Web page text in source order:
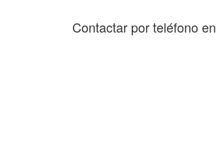
Contactar por teléfono en